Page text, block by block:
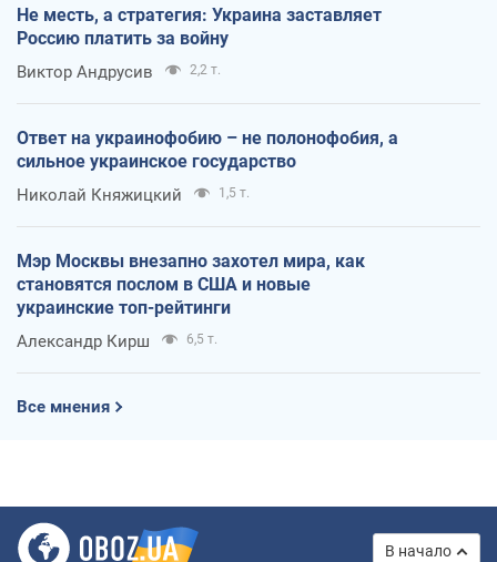
Не месть, а стратегия: Украина заставляет
Россию платить за войну
Виктор Андрусив 2,2 т.
Ответ на украинофобию – не полонофобия, а
сильное украинское государство
Николай Княжицкий 1,5 т.
Мэр Москвы внезапно захотел мира, как
становятся послом в США и новые
украинские топ-рейтинги
Александр Кирш 6,5 т.
Все мнения
В начало